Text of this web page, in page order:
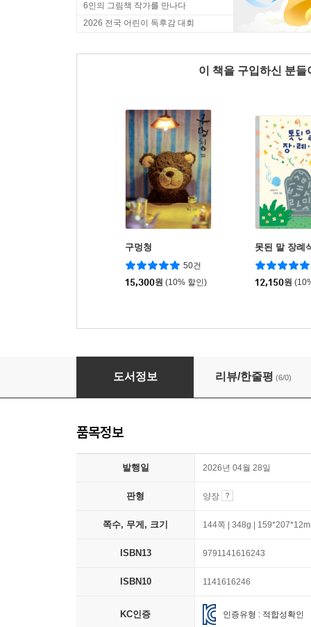
6인의 그림책 작가를 만나다
2026 전국 어린이 독후감 대회
이 책을 구입하신 분
구멍청
50건
15,300원 (10% 할인)
못된 말 장례
12,150원
노릇노릇 딴생각을 구웠어
도서정보 리뷰/한줄평 (6/0)
품목정보
발행일 2026년 04월 28일
판형 양장
쪽수, 무게, 크기 144쪽 | 348g |
ISBN13 9791141616243
ISBN10 1141616246
KC인증 인증유형 : 적합성확인